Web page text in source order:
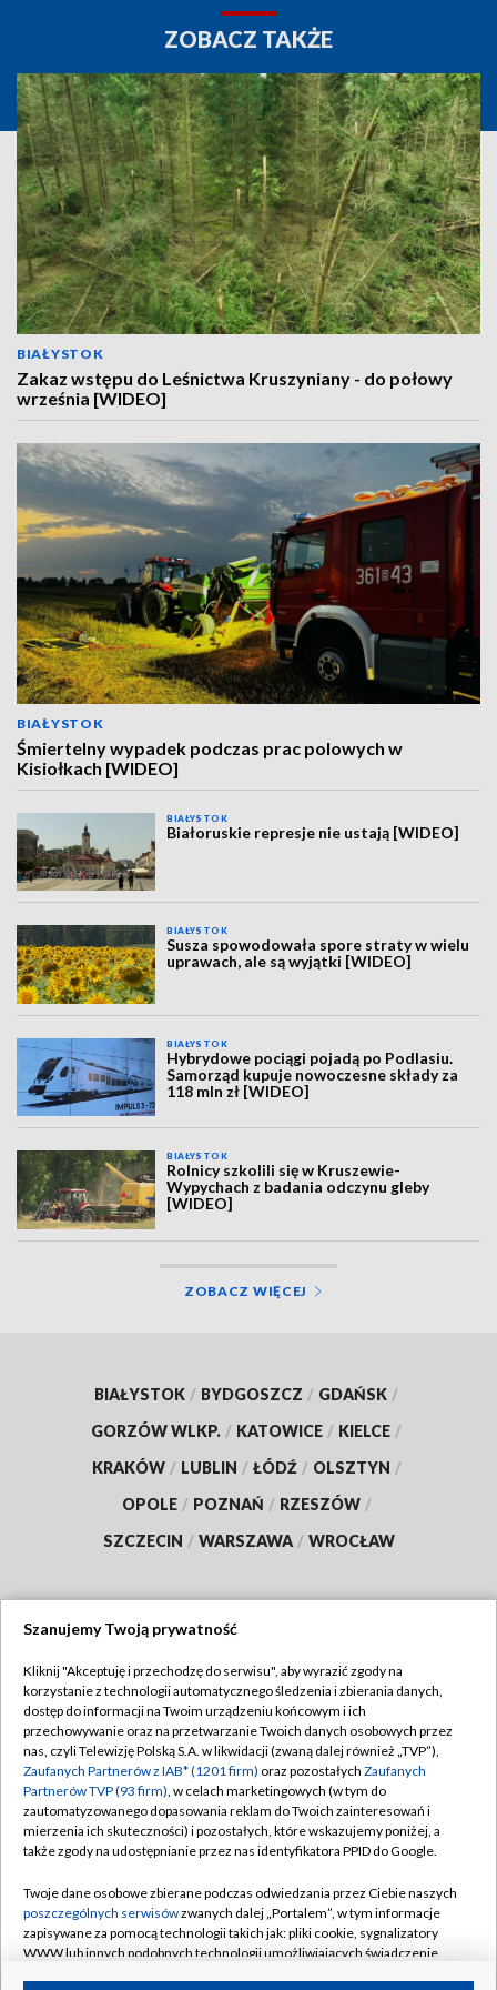
ZOBACZ TAKŻE
BIAŁYSTOK
Zakaz wstępu do Leśnictwa Kruszyniany - do połowy
września [WIDEO]
BIAŁYSTOK
Śmiertelny wypadek podczas prac polowych w
Kisiołkach [WIDEO]
BIAŁYSTOK
Białoruskie represje nie ustają [WIDEO]
BIAŁYSTOK
Susza spowodowała spore straty w wielu
uprawach, ale są wyjątki [WIDEO]
BIAŁYSTOK
Hybrydowe pociągi pojadą po Podlasiu.
Samorząd kupuje nowoczesne składy za
118 mln zł [WIDEO]
BIAŁYSTOK
Rolnicy szkolili się w Kruszewie-
Wypychach z badania odczynu gleby
[WIDEO]
ZOBACZ WIĘCEJ
BIAŁYSTOK / BYDGOSZCZ / GDAŃSK /
GORZÓW WLKP. / KATOWICE / KIELCE /
KRAKÓW / LUBLIN / ŁÓDŹ / OLSZTYN /
OPOLE / POZNAŃ / RZESZÓW /
SZCZECIN / WARSZAWA / WROCŁAW
TVP
Abonament TVP
Emisja w TVP
Centrum informacji TVP
Naziemna Telewizja Cyfrowa
Rada Programowa
System NOS
Informacje o nadawcy
Regulamin TVP
Polityka prywatności
Moje zgody
Pomoc
Kontakt
Kanały
Szanujemy Twoją prywatność
Kliknij "Akceptuję i przechodzę do serwisu", aby wyrazić zgody na
korzystanie z technologii automatycznego śledzenia i zbierania danych,
dostęp do informacji na Twoim urządzeniu końcowym i ich
przechowywanie oraz na przetwarzanie Twoich danych osobowych przez
nas, czyli Telewizję Polską S.A. w likwidacji (zwaną dalej również „TVP”),
Zaufanych Partnerów z IAB* (1201 firm) oraz pozostałych Zaufanych
Partnerów TVP (93 firm), w celach marketingowych (w tym do
zautomatyzowanego dopasowania reklam do Twoich zainteresowań i
mierzenia ich skuteczności) i pozostałych, które wskazujemy poniżej, a
także zgody na udostępnianie przez nas identyfikatora PPID do Google.
Twoje dane osobowe zbierane podczas odwiedzania przez Ciebie naszych
poszczególnych serwisówzwanych dalej „Portalem”, w tym informacje
zapisywane za pomocą technologii takich jak: pliki cookie, sygnalizatory
WWW lub innych podobnych technologii umożliwiających świadczenie